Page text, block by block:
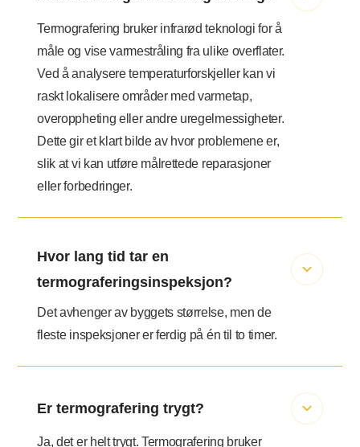
Termografering bruker infrarød teknologi for å
måle og vise varmestråling fra ulike overflater.
Ved å analysere temperaturforskjeller kan vi
raskt lokalisere områder med varmetap,
overoppheting eller andre uregelmessigheter.
Dette gir et klart bilde av hvor problemene er,
slik at vi kan utføre målrettede reparasjoner
eller forbedringer.
Hvor lang tid tar en
termograferingsinspeksjon?
Det avhenger av byggets størrelse, men de
fleste inspeksjoner er ferdig på én til to timer.
Er termografering trygt?
Ja, det er helt trygt. Termografering bruker